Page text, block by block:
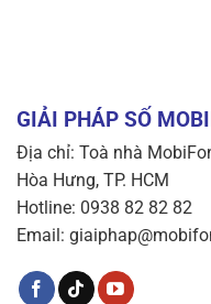
GIẢI PHÁP SỐ
Địa chỉ: Toà nhà
Hòa Hưng, TP. HCM
Hotline: 0938 82 82 82
Email: